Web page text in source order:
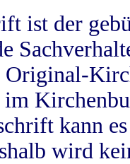
ist der
kann
wird